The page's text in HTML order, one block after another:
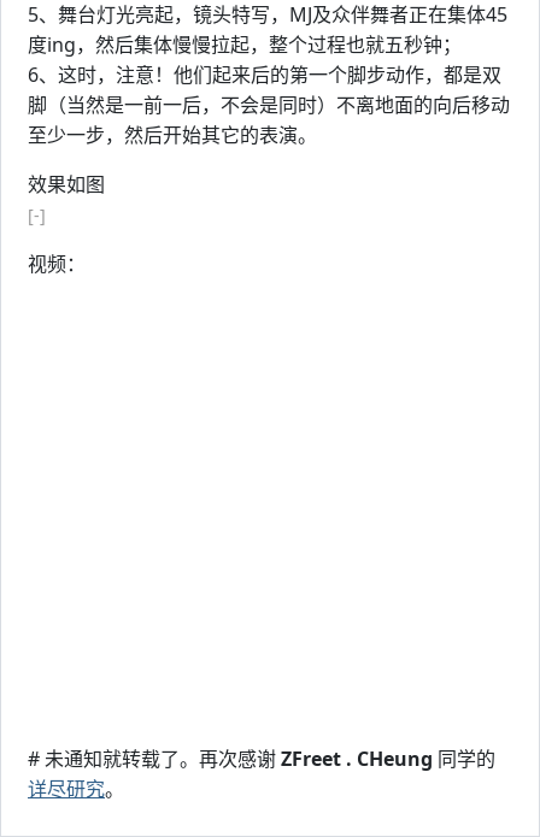
5、舞台灯光亮起，镜头特写，MJ及众伴舞者正在集体45
度ing，然后集体慢慢拉起，整个过程也就五秒钟；
6、这时，注意！他们起来后的第一个脚步动作，都是双
脚（当然是一前一后，不会是同时）不离地面的向后移动
至少一步，然后开始其它的表演。
效果如图
[-]
视频：
# 未通知就转载了。再次感谢ZFreet . CHeung 同学的
详尽研究。